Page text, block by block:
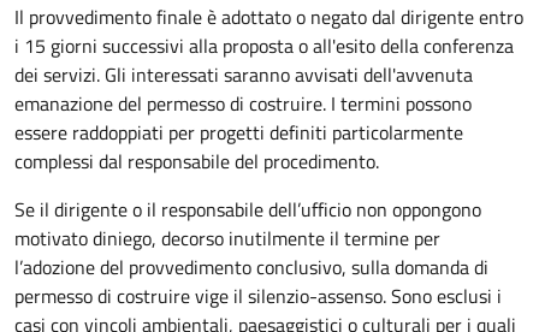
Il provvedimento finale è adottato o negato dal dirigente entro
i 15 giorni successivi alla proposta o all'esito della conferenza
dei servizi. Gli interessati saranno avvisati dell'avvenuta
emanazione del permesso di costruire. I termini possono
essere raddoppiati per progetti definiti particolarmente
complessi dal responsabile del procedimento.
Se il dirigente o il responsabile dell’ufficio non oppongono
motivato diniego, decorso inutilmente il termine per
l’adozione del provvedimento conclusivo, sulla domanda di
permesso di costruire vige il silenzio-assenso. Sono esclusi i
casi con vincoli ambientali, paesaggistici o culturali per i quali